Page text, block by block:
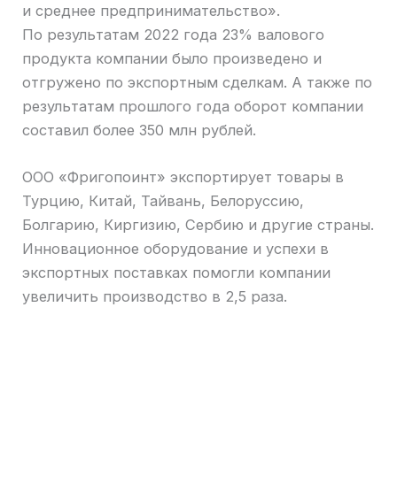
и среднее предпринимательство».
По результатам 2022 года 23% валового
продукта компании было произведено и
отгружено по экспортным сделкам. А также по
результатам прошлого года оборот компании
составил более 350 млн рублей.
ООО «Фригопоинт» экспортирует товары в
Турцию, Китай, Тайвань, Белоруссию,
Болгарию, Киргизию, Сербию и другие страны.
Инновационное оборудование и успехи в
экспортных поставках помогли компании
увеличить производство в 2,5 раза.